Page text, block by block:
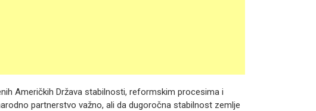
Američkih Država stabilnosti, reformskim procesima i
partnerstvo važno, ali da dugoročna stabilnost zemlje